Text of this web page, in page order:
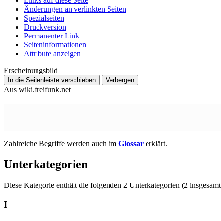
Änderungen an verlinkten Seiten
Spezialseiten
Druckversion
Permanenter Link
Seiten­­informationen
Attribute anzeigen
Erscheinungsbild
In die Seitenleiste verschieben Verbergen
Aus wiki.freifunk.net
Zahlreiche Begriffe werden auch im Glossar erklärt.
Unterkategorien
Diese Kategorie enthält die folgenden 2 Unterkategorien (2
I